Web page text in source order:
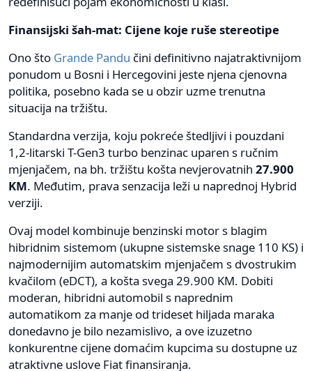
Finansijski šah-mat: Cijene koje ruše stereotipe
Ono što Grande Pandu čini definitivno najatraktivnijom
ponudom u Bosni i Hercegovini jeste njena cjenovna
politika, posebno kada se u obzir uzme trenutna
situacija na tržištu.
Standardna verzija, koju pokreće štedljivi i pouzdani
1,2-litarski T-Gen3 turbo benzinac uparen s ručnim
mjenjačem, na bh. tržištu košta nevjerovatnih 27.900
KM. Međutim, prava senzacija leži u naprednoj Hybrid
verziji.
Ovaj model kombinuje benzinski motor s blagim
hibridnim sistemom (ukupne sistemske snage 110 KS) i
najmodernijim automatskim mjenjačem s dvostrukim
kvačilom (eDCT), a košta svega 29.900 KM. Dobiti
moderan, hibridni automobil s naprednim
automatikom za manje od trideset hiljada maraka
donedavno je bilo nezamislivo, a ove izuzetno
konkurentne cijene domaćim kupcima su dostupne uz
atraktivne uslove Fiat finansiranja.